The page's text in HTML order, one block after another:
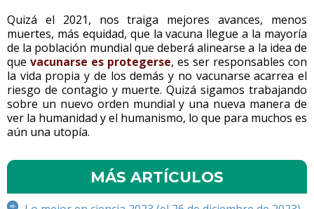
Quizá el 2021, nos traiga mejores avances, menos
muertes, más equidad, que la vacuna llegue a la mayoría
de la población mundial que deberá alinearse a la idea de
que vacunarse es protegerse, es ser responsables con
la vida propia y de los demás y no vacunarse acarrea el
riesgo de contagio y muerte. Quizá sigamos trabajando
sobre un nuevo orden mundial y una nueva manera de
ver la humanidad y el humanismo, lo que para muchos es
aún una utopía.
MÁS ARTÍCULOS